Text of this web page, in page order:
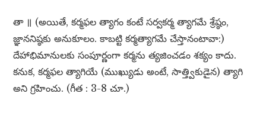
తా ॥ (అయితే, కర్మఫల త్యాగం కంటే సర్వకర్మ త్యాగమే శ్రేష్ఠం,
జ్ఞాననిష్ఠకు అనుకూలం. కాబట్టి కర్మత్యాగమే చేస్తానంటావా:)
దేహాభిమానులకు సంపూర్ణంగా కర్మను త్యజించడం శక్యం కాదు.
కనుక, కర్మఫల త్యాగియే (ముఖ్యుడు అంటే, సాత్త్వికుడైన) త్యాగి
అని గ్రహించు. (గీత : 3-8 చూ.)